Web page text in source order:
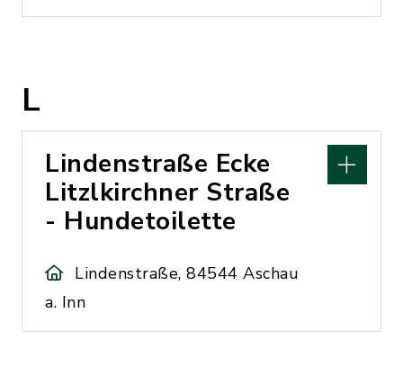
L
Lindenstraße Ecke
Litzlkirchner Straße
- Hundetoilette
Lindenstraße, 84544 Aschau
a. Inn